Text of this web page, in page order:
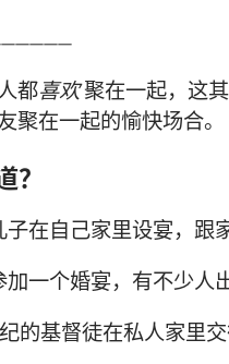
都喜欢聚在一起，这
聚在一起的愉快场合。
？
子在自己家里设宴，跟
加一个婚宴，有不少人
的基督徒在私人家里